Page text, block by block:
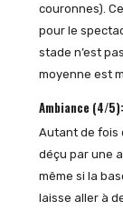
couronnes).
pour le
stade n’est
moyenne est
Ambiance (4/5):
Autant de fois
déçu par une
même si la
laisse aller à